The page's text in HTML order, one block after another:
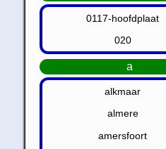
0117-hoofdplaat
020
a
alkmaar
almere
amersfoort